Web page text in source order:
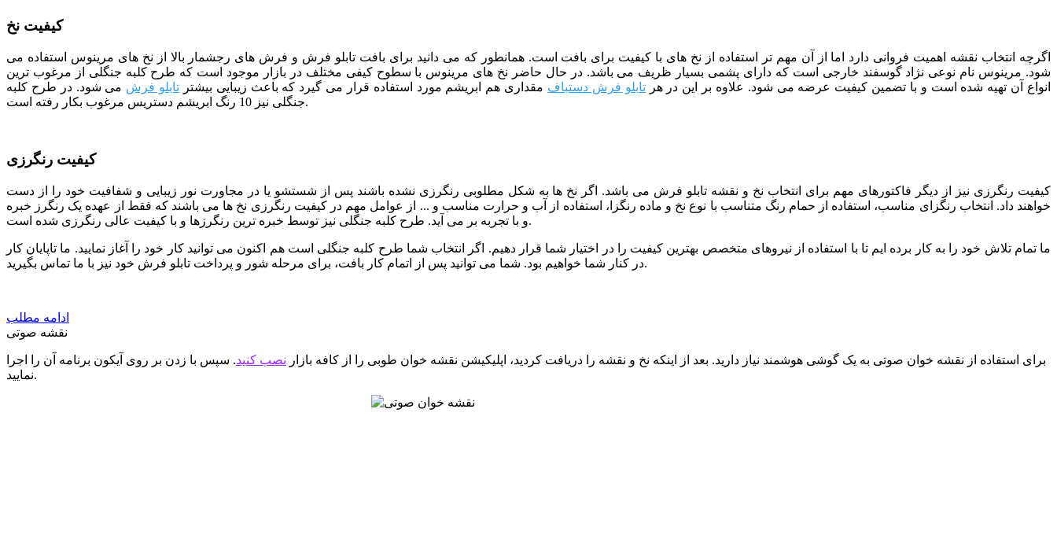
کیفیت نخ
اگرچه انتخاب نقشه اهمیت فروانی دارد اما از آن مهم تر استفاده از نخ های با کیفیت برای بافت است. همانطور که می دانید برای بافت تابلو فرش و فرش های رجشمار بالا از نخ های مرینوس استفاده می
شود. مرینوس نام نوعی نژاد گوسفند خارجی است که دارای پشمی بسیار ظریف می باشد. در حال حاضر نخ های مرینوس با سطوح کیفی مختلف در بازار موجود است که طرح کلبه جنگلی از مرغوب ترین
انواع آن تهیه شده است و با تضمین کیفیت عرضه می شود. علاوه بر این در هرتابلو فرش دستباف مقداری هم ابریشم مورد استفاده قرار می گیرد که باعث زیبایی بیشتر تابلو فرش می شود. در طرح کلبه
جنگلی نیز 10 رنگ ابریشم دستریس مرغوب بکار رفته است.
کیفیت رنگرزی
کیفیت رنگرزی نیز از دیگر فاکتورهای مهم برای انتخاب نخ و نقشه تابلو فرش می باشد. اگر نخ ها به شکل مطلوبی رنگرزی نشده باشند پس از شستشو یا در مجاورت نور زیبایی و شفافیت خود را از دست
خواهند داد. انتخاب رنگزای مناسب، استفاده از حمام رنگ متناسب با نوع نخ و ماده رنگزا، استفاده از آب و حرارت مناسب و ... از عوامل مهم در کیفیت رنگرزی نخ ها می باشند که فقط از عهده یک رنگرز خبره
و با تجربه بر می آید. طرح کلبه جنگلی نیز توسط خبره ترین رنگرزها و با کیفیت عالی رنگرزی شده است.
ما تمام تلاش خود را به کار برده ایم تا با استفاده از نیروهای متخصص بهترین کیفیت را در اختیار شما قرار دهیم. اگر انتخاب شما طرح کلبه جنگلی است هم اکنون می توانید کار خود را آغاز نمایید. ما تاپایان کار
در کنار شما خواهیم بود. شما می توانید پس از اتمام کار بافت، برای مرحله شور و پرداخت تابلو فرش خود نیز با ما تماس بگیرید.
ادامه مطلب
نقشه صوتی
برای استفاده از نقشه خوان صوتی به یک گوشی هوشمند نیاز دارید. بعد از اینکه نخ و نقشه را دریافت کردید، اپلیکیشن نقشه خوان طوبی را از کافه بازار نصب کنید. سپس با زدن بر روی آیکون برنامه آن را اجرا
نمایید.